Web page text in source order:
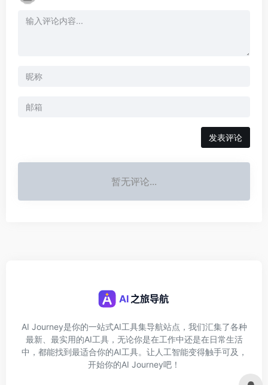
发表评论
暂无评论...
AI Journey是你的一站式AI工具集导航站点，我们汇集了各种
最新、最实用的AI工具，无论你是在工作中还是在日常生活
中，都能找到最适合你的AI工具。让人工智能变得触手可及，
开始你的AI Journey吧！